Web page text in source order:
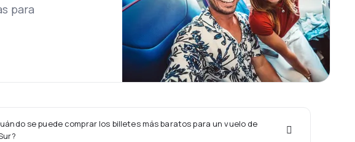
para
se puede comprar los billetes más baratos para un vuelo de